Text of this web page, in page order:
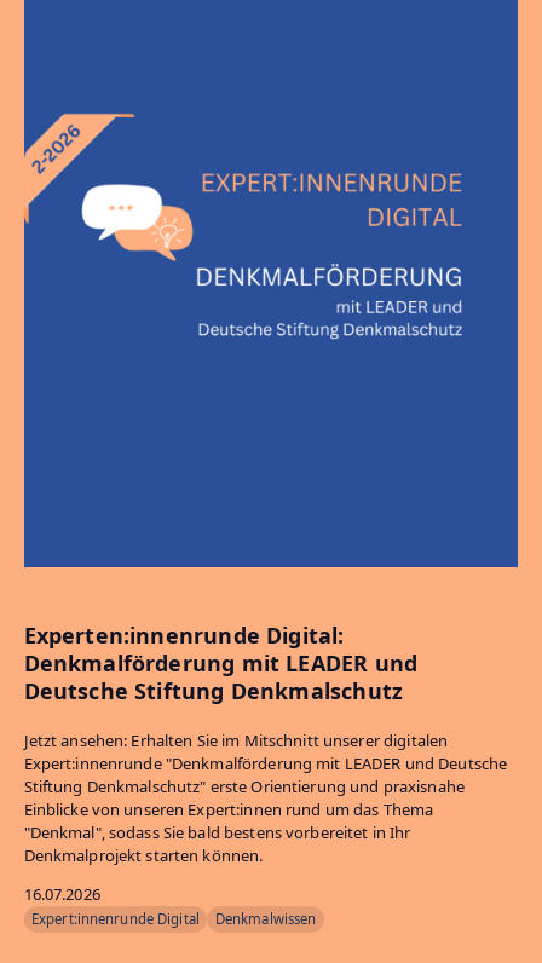
Experten:innenrunde Digital:
Denkmalförderung mit LEADER und
Deutsche Stiftung Denkmalschutz
Jetzt ansehen: Erhalten Sie im Mitschnitt unserer digitalen
Expert:innenrunde "Denkmalförderung mit LEADER und Deutsche
Stiftung Denkmalschutz" erste Orientierung und praxisnahe
Einblicke von unseren Expert:innen rund um das Thema
"Denkmal", sodass Sie bald bestens vorbereitet in Ihr
Denkmalprojekt starten können.
16.07.2026
Expert:innenrunde Digital Denkmalwissen